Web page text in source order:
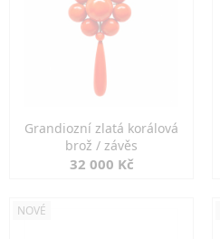
Grandiozní zlatá korálová
brož / závěs
32 000 Kč
NOVÉ